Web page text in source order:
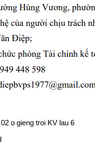
o gieng troi KV lau 6